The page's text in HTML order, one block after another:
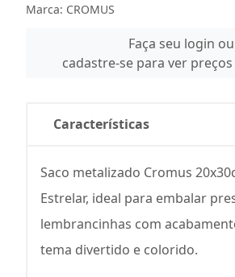
Marca: CROMUS
Faça seu login ou
cadastre-se para ver
Características
Saco metalizado Cromus
Estrelar, ideal para embalar
lembrancinhas com
tema divertido e colorido.